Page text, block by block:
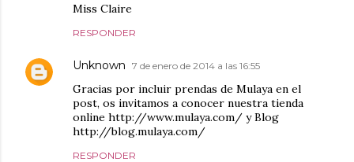
Miss Claire
RESPONDER
Unknown 7 de enero de 2014 a las 16:55
Gracias por incluir prendas de Mulaya en el
post, os invitamos a conocer nuestra tienda
online http://www.mulaya.com/ y Blog
http://blog.mulaya.com/
RESPONDER